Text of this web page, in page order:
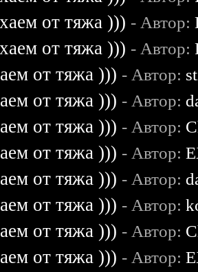
от тяжа ))) - Автор:
от тяжа ))) - Автор:
от тяжа ))) - Автор:
от тяжа ))) - Автор:
от тяжа ))) - Автор:
от тяжа ))) - Автор:
от тяжа ))) - Автор:
от тяжа ))) - Автор:
от тяжа ))) - Автор:
от тяжа ))) - Автор: